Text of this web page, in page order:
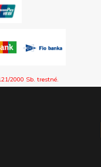
2000 Sb. trestné.